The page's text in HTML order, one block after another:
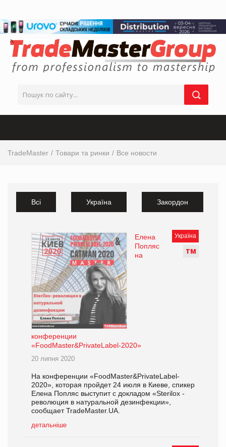
TradeMaster Товари та ринки Все новости
Всі Україна Закордон
Україна
ТМ
Елена
Попляс
на
конференции
«FoodMaster&PrivateLabel-2020»
20 липня 2020
На конференции «FoodMaster&PrivateLabel-
2020», которая пройдет 24 июля в Киеве, спикер
Елена Попляс выступит с докладом «Sterilox -
революция в натуральной дезинфекции»,
сообщает TradeMaster.UA.
детальніше